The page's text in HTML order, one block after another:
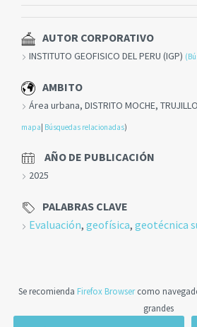
AUTOR CORPORATIVO
INSTITUTO GEOFISICO DEL PERU (IGP)
AMBITO
Área urbana, DISTRITO MOCHE,
mapa Búsquedas relacionadas)
AÑO DE PUBLICACIÓN
2025
PALABRAS CLAVE
Evaluación, geofísica, geotécnica
Se recomienda Firefox Browsercomo
grandes